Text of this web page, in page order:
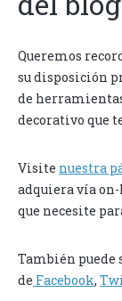
Queremos
su disposición
de
decorativo que
Visite nuestra
adquiera vía
que necesite
También puede
de Facebook,